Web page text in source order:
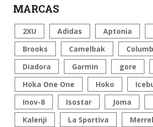
MARCAS
2XU Adidas Aptonia
Brooks
Camelbak
Diadora
Garmin gore
Hoka One One
Hoko
Inov-8
Isostar Joma
Kalenji
La Sportiva